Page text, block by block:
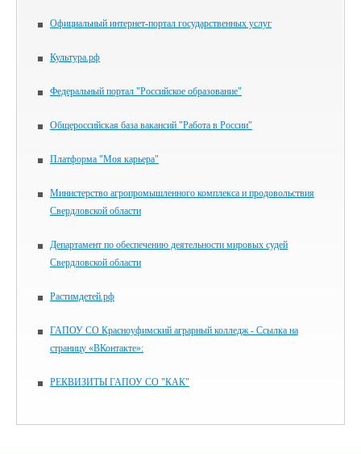
Официальный интернет-портал государственных услуг
Культура.рф
Федеральный портал "Российское образование"
Общероссийская база вакансий "Работа в России"
Платформа "Моя карьера"
Министерство агропромышленного комплекса и продовольствия
Свердловской области
Департамент по обеспечению деятельности мировых судей
Свердловской области
Растимдетей.рф
ГАПОУ СО Красноуфимский аграрный колледж - Ссылка на
страницу «ВКонтакте»:
РЕКВИЗИТЫ ГАПОУ СО "КАК"